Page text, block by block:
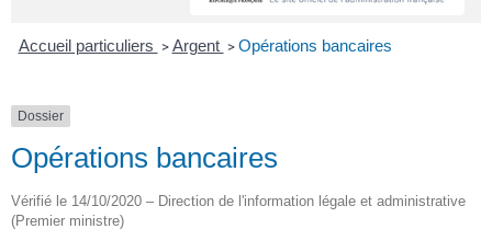
Accueil particuliers > Argent > Opérations bancaires
Dossier
Opérations bancaires
Vérifié le 14/10/2020 – Direction de l'information légale et administrative
(Premier ministre)